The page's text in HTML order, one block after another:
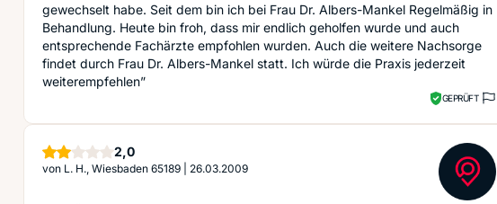
gewechselt habe. Seit dem bin ich bei Frau Dr. Albers-Mankel Regelmäßig in
Behandlung. Heute bin froh, dass mir endlich geholfen wurde und auch
entsprechende Fachärzte empfohlen wurden. Auch die weitere Nachsorge
findet durch Frau Dr. Albers-Mankel statt. Ich würde die Praxis jederzeit
weiterempfehlen”
GEPRÜFT
2,0Sterne
von L. H., Wiesbaden 65189 26.03.2009